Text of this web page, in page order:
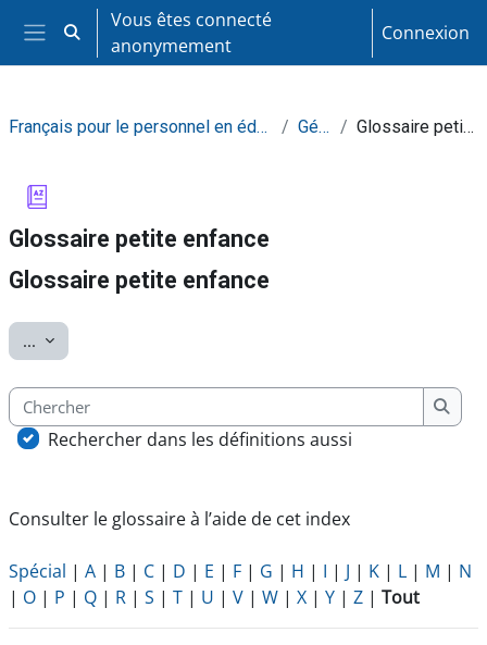
Passer au contenu principal
Panneau latéral
Activer/désactiver la saisie de recherche
Vous êtes connecté
anonymement
Connexion
Français pour le personnel en éducation à l'enfance Général Glossaire petite enfance
Glossaire petite enfance
Glossaire petite enfance
... Exporter des articles
Chercher
Rechercher dans les définitions aussi
Consulter le glossaire à l’aide de cet index
Spécial | A | B | C | D | E | F | G | H | I | J | K | L | M | N
| O | P | Q | R | S | T | U | V | W | X | Y | Z | Tout